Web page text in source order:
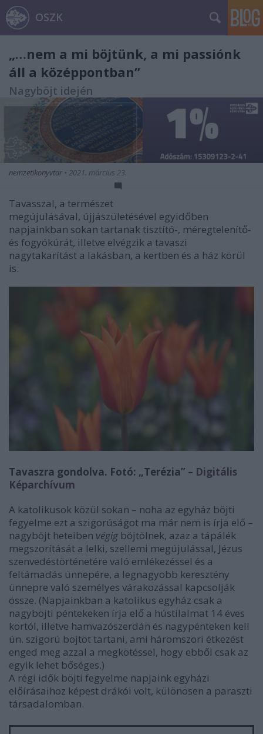
OSZK
„…nem a mi böjtünk, a mi passiónk
áll a középpontban”
Nagyböjt idején
nemzetikonyvtar • 2021. március 23.
Tavasszal, a természet
megújulásával, újjászületésével egyidőben
napjainkban sokan tartanak tisztító-, méregtelenítő-
és fogyókúrát, illetve elvégzik a tavaszi
nagytakarítást a lakásban, a kertben és a ház körül
is.
Tavaszra gondolva. Fotó: „Terézia” – Digitális
Képarchívum
A katolikusok közül sokan – noha az egyház böjti
fegyelme ezt a szigorúságot ma már nem is írja elő –
nagyböjt heteiben végig böjtölnek, azaz a tápálék
megszorítását a lelki, szellemi megújulással, Jézus
szenvedéstörténetére való emlékezéssel és a
feltámadás ünnepére, a legnagyobb keresztény
ünnepre való személyes várakozással kapcsolják
össze. (Napjainkban a katolikus egyház csak a
nagyböjti péntekeken írja elő a hústilalmat 14 éves
kortól, illetve hamvazószerdán és nagypénteken kell
ún. szigorú böjtöt tartani, ami háromszori étkezést
enged meg azzal a megkötéssel, hogy ebből csak az
egyik lehet bőséges.)
A régi idők böjti fegyelme napjaink egyházi
előírásaihoz képest drákói volt, különösen a paraszti
társadalomban.